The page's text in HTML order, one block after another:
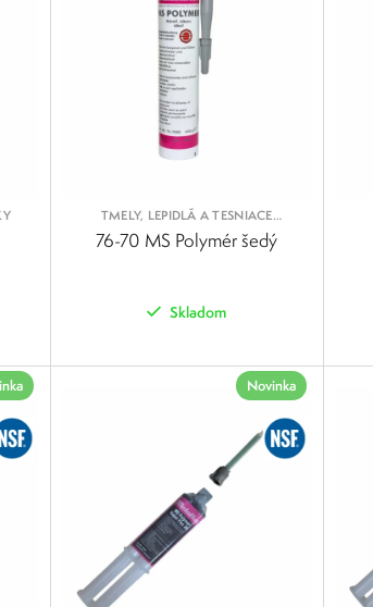
TMELY, LEPIDLÁ A TESNIACE
PROSTRIEDKY
76-70 MS Polymér šedý
Skladom
POROVNAŤ
Novinka